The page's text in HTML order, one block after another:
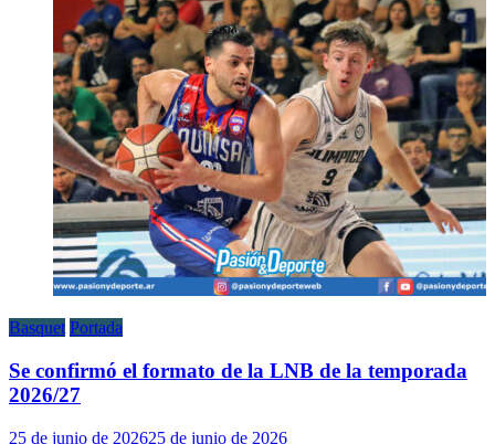
Basquet Portada
Se confirmó el formato de la LNB de la temporada
2026/27
25 de junio de 202625 de junio de 2026